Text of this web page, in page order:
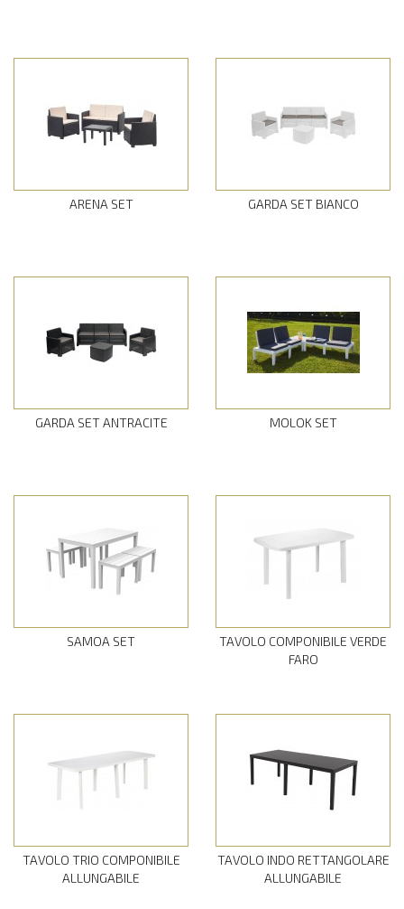
ARENA SET GARDA SET BIANCO
GARDA SET ANTRACITE MOLOK SET
SAMOA SET
TAVOLO COMPONIBILE VERDE
FARO
TAVOLO TRIO COMPONIBILE
ALLUNGABILE
TAVOLO INDO RETTANGOLARE
ALLUNGABILE